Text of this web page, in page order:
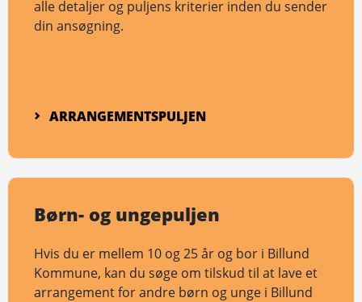
alle detaljer og puljens kriterier inden du sender
din ansøgning.
ARRANGEMENTS­PULJEN
Børn- og ungepuljen
Hvis du er mellem 10 og 25 år og bor i Billund
Kommune, kan du søge om tilskud til at lave et
arrangement for andre børn og unge i Billund